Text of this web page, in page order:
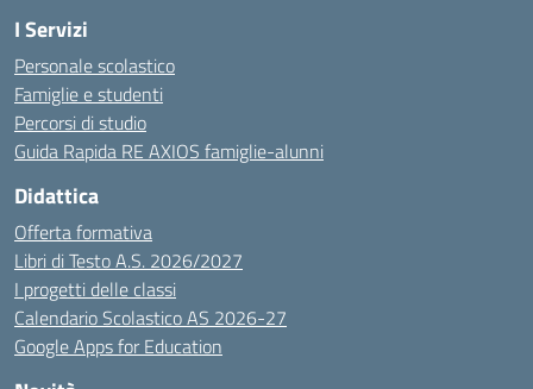
I Servizi
Personale scolastico
Famiglie e studenti
Percorsi di studio
Guida Rapida RE AXIOS famiglie-alunni
Didattica
Offerta formativa
Libri di Testo A.S. 2026/2027
I progetti delle classi
Calendario Scolastico AS 2026-27
Google Apps for Education